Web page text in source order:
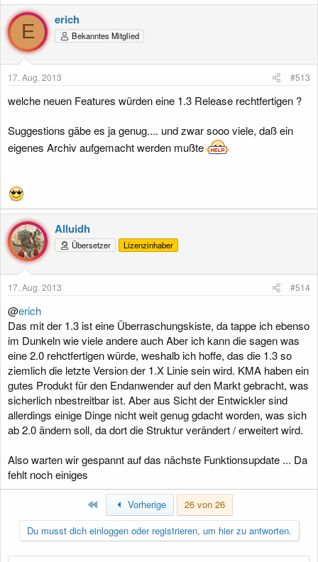
E
erich
Bekanntes Mitglied
17. Aug. 2013 #513
welche neuen Features würden eine 1.3 Release rechtfertigen ?
Suggestions gäbe es ja genug.... und zwar sooo viele, daß ein
eigenes Archiv aufgemacht werden mußte
Alluidh
Übersetzer Lizenzinhaber
17. Aug. 2013 #514
@erich
Das mit der 1.3 ist eine Überraschungskiste, da tappe ich ebenso
im Dunkeln wie viele andere auch Aber ich kann die sagen was
eine 2.0 rehctfertigen würde, weshalb ich hoffe, das die 1.3 so
ziemlich die letzte Version der 1.X Linie sein wird. KMA haben ein
gutes Produkt für den Endanwender auf den Markt gebracht, was
sicherlich nbestreitbar ist. Aber aus Sicht der Entwickler sind
allerdings einige Dinge nicht weit genug gdacht worden, was sich
ab 2.0 ändern soll, da dort die Struktur verändert / erweitert wird.
Also warten wir gespannt auf das nächste Funktionsupdate ... Da
fehlt noch einiges
Erste Vorherige
26 von 26
Du musst dich einloggen oder registrieren, um hier zu antworten.